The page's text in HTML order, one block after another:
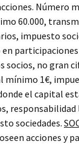
Número
60.000,
impuesto
socios, no gran
1€,
el capital
sociedades.
acciones y